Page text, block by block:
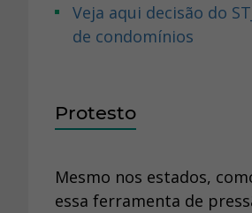
Veja aqui decisão do STJ que estipula o prazo máximo de 5 anos para cobrar judicialmente dívidas
de condomínios
Protesto
Mesmo nos estados,
essa ferramenta de